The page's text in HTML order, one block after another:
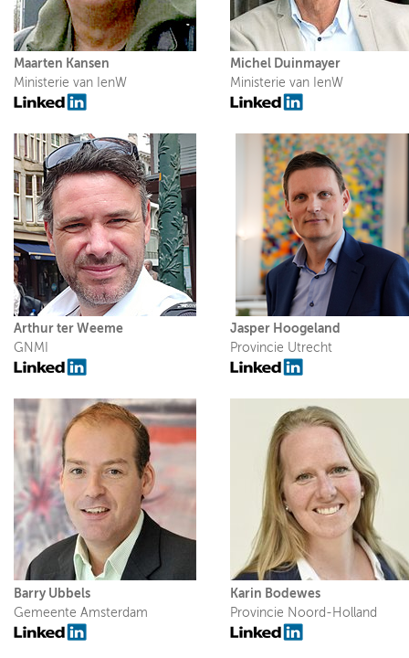
Programmaraad KpVV
Adviesraad KpVV
Strategisch klankbord
Evaluatie governance
Maarten Kansen
Ministerie van IenW
Michel Duinmayer
Ministerie van IenW
Arthur ter Weeme
GNMI
Jasper Hoogeland
Provincie Utrecht
Barry Ubbels
Gemeente Amsterdam
Karin Bodewes
Provincie Noord-Holland